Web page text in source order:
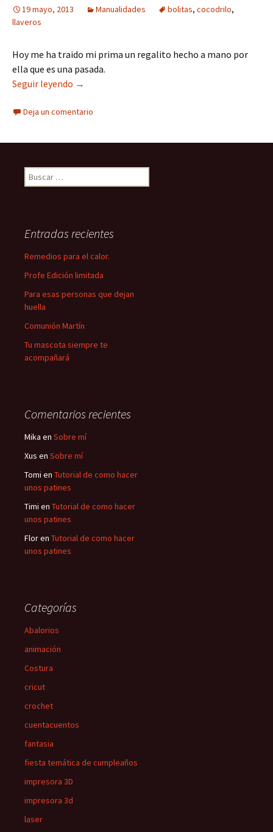
19 mayo, 2013 Manualidades bolitas, cocodrilo,
llaveros
Hoy me ha traido mi prima un regalito hecho a mano por
ella que es una pasada.
Seguir leyendo Regalito de mi prima Sheila
→
Deja un comentario
Buscar:
Entradas recientes
Remedios para el calor.
Profe Edición limitada
Para esas personas que dejan
huella
Comunión Martín
Tu mascota siempre te
acompañará
Comentarios recientes
Mika en Sobre mí
Xus en Sobre mí
Tomi en Tutorial de como hacer
unos patines
Timi en Tutorial de como hacer
unos patines
Floren Tutorial de como hacer
unos patines
Categorías
Abalorios
animación
Costura
cricut
crochet
cuentacuentos
fantasia
fiesta temática de cumpleaños
impresora 3D
impresora 3d
laser